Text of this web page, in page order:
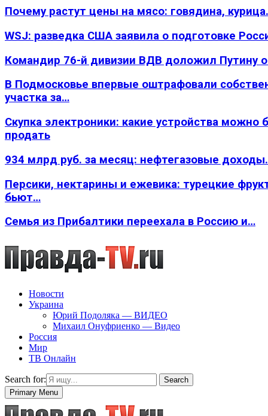
Почему растут цены на мясо: говядина,
WSJ: разведка США заявила о подготовке
Командир 76-й дивизии ВДВ доложил Путину
В Подмосковье впервые оштрафовали
участка за…
Скупка электроники: какие устройства можно
продать
934 млрд руб. за месяц: нефтегазовые
Персики, нектарины и ежевика: турецкие
бьют…
Семья из Прибалтики переехала в Россию и…
Новости
Украина
Юрий Подоляка — ВИДЕО
Михаил Онуфриенко — Видео
Россия
Мир
ТВ Онлайн
Search for:
Search
Primary Menu